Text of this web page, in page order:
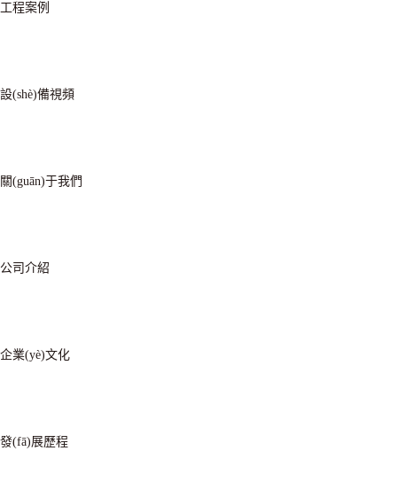
工程案例
設(shè)備視頻
關(guān)于我們
公司介紹
企業(yè)文化
發(fā)展歷程